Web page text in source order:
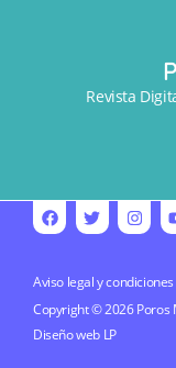
Revista
Aviso legal y
Copyright © 2026 Poros
Diseño web LP